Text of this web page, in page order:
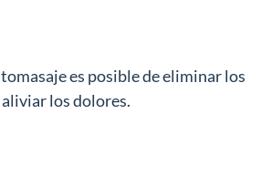
es posible de eliminar los
los dolores.